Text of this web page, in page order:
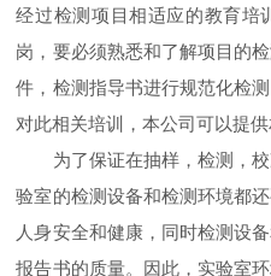
经过检测项目相适应的教育培
岗，要必须熟悉和了解项目的
件，检测指导书进行规范化检
对此相关培训，本公司可以提供
为了保证在抽样，检测，校
验室的检测设备和检测环境都
人身安全和健康，同时检测设
报告书的质量。因此，实验室